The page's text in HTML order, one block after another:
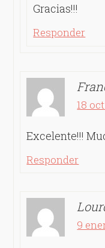
Gracias!!!
Responder
18
Excelente!!!
Responder
9